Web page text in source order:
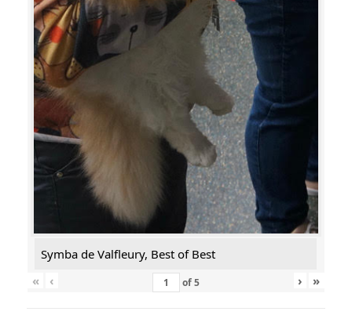
Symba de Valfleury, Best of Best
«
‹ of5 › »